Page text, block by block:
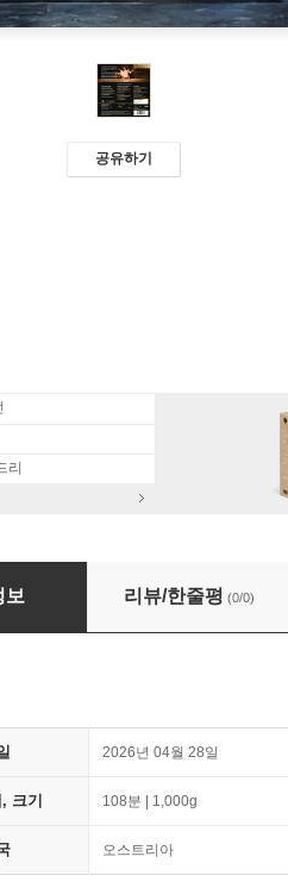
공유하기
리
애쉬튼: `발레의 장면들`
보 리뷰/한줄평 (0/0)
2026년 04월 28일
크기 108분 | 1,000g
오스트리아